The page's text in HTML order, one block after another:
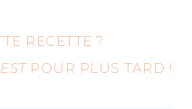
RECETTE ?
POUR PLUS TARD !